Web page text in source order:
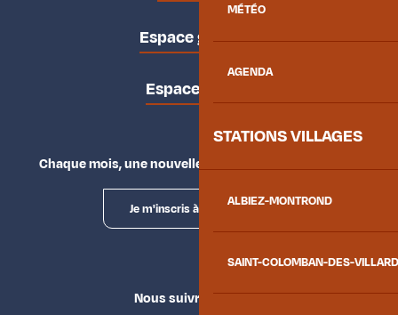
MÉTÉO
AGENDA
STATIONS VILLAGES
ALBIEZ-MONTROND
SAINT-COLOMBAN-DES-
Espace groupes
Espace presse
Chaque mois, une nouvelle façon d'explorer la vallée.
Je m'inscris à la newsletter
Nous suivre